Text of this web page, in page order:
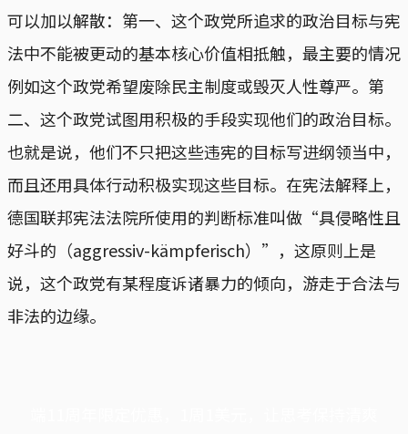
可以加以解散：第一、这个政党所追求的政治目标与宪
法中不能被更动的基本核心价值相抵触，最主要的情况
例如这个政党希望废除民主制度或毁灭人性尊严。第
二、这个政党试图用积极的手段实现他们的政治目标。
也就是说，他们不只把这些违宪的目标写进纲领当中，
而且还用具体行动积极实现这些目标。在宪法解释上，
德国联邦宪法法院所使用的判断标准叫做“具侵略性且
好斗的（aggressiv-kämpferisch）”，这原则上是
说，这个政党有某程度诉诸暴力的倾向，游走于合法与
非法的边缘。